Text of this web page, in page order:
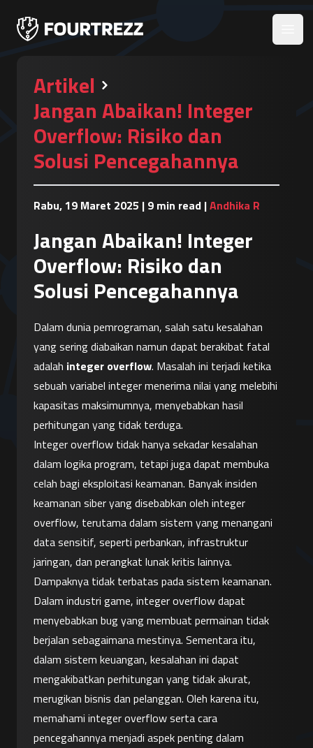
Artikel
Jangan Abaikan! Integer
Overflow: Risiko dan
Solusi Pencegahannya
Rabu, 19 Maret 2025 | 9 min read |Andhika R
Jangan Abaikan! Integer
Overflow: Risiko dan
Solusi Pencegahannya
Dalam dunia pemrograman, salah satu kesalahan
yang sering diabaikan namun dapat berakibat fatal
adalah integer overflow. Masalah ini terjadi ketika
sebuah variabel integer menerima nilai yang melebihi
kapasitas maksimumnya, menyebabkan hasil
perhitungan yang tidak terduga.
Integer overflow tidak hanya sekadar kesalahan
dalam logika program, tetapi juga dapat membuka
celah bagi eksploitasi keamanan. Banyak insiden
keamanan siber yang disebabkan oleh integer
overflow, terutama dalam sistem yang menangani
data sensitif, seperti perbankan, infrastruktur
jaringan, dan perangkat lunak kritis lainnya.
Dampaknya tidak terbatas pada sistem keamanan.
Dalam industri game, integer overflow dapat
menyebabkan bug yang membuat permainan tidak
berjalan sebagaimana mestinya. Sementara itu,
dalam sistem keuangan, kesalahan ini dapat
mengakibatkan perhitungan yang tidak akurat,
merugikan bisnis dan pelanggan. Oleh karena itu,
memahami integer overflow serta cara
pencegahannya menjadi aspek penting dalam